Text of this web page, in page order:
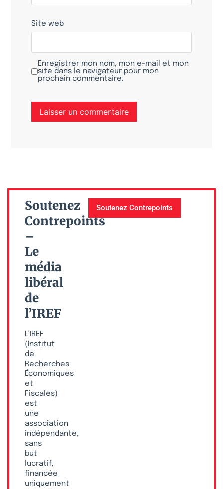
Site web
Enregistrer mon nom, mon e-mail et mon
site dans le navigateur pour mon
prochain commentaire.
Soutenez
Contrepoints
–
Le
média
libéral
de
l’IREF
L’IREF
(Institut
de
Recherches
Économiques
et
Fiscales)
est
une
association
indépendante,
sans
but
lucratif,
financée
uniquement
Soutenez Contrepoints